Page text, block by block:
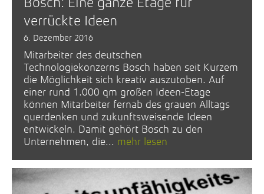
verrückte Ideen
6. Dezember 2016
Mitarbeiter des deutschen
Technologiekonzerns Bosch haben seit Kurzem
die Möglichkeit sich kreativ auszutoben. Auf
einer rund 1.000 qm großen Ideen-Etage
können Mitarbeiter fernab des grauen Alltags
querdenken und zukunftsweisende Ideen
entwickeln. Damit gehört Bosch zu den
Unternehmen, die... mehr lesen